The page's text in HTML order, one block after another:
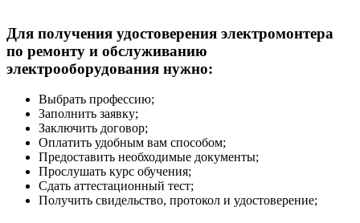
Для получения удостоверения электромонтера
по ремонту и обслуживанию
электрооборудования нужно:
Выбрать профессию;
Заполнить заявку;
Заключить договор;
Оплатить удобным вам способом;
Предоставить необходимые документы;
Прослушать курс обучения;
Сдать аттестационный тест;
Получить свидельство, протокол и удостоверение;